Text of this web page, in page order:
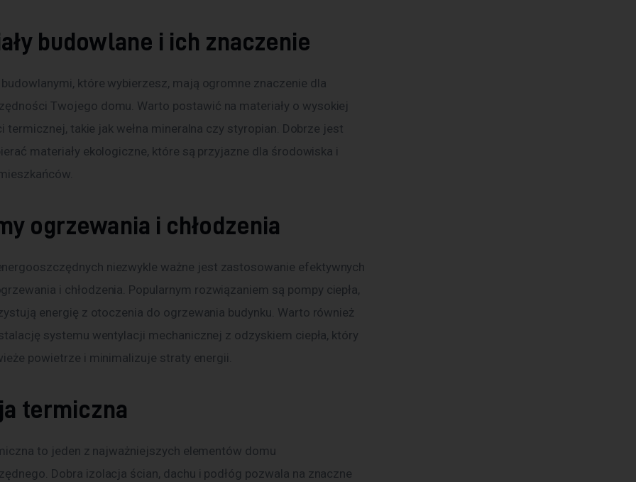
budowlane i ich znaczenie
budowlanymi, które wybierzesz, mają ogromne znaczenie dla
Twojego domu. Warto postawić na materiały o wysokiej
termicznej, takie jak wełna mineralna czy styropian. Dobrze jest
materiały ekologiczne, które są przyjazne dla środowiska i
ogrzewania i chłodzenia
niezwykle ważne jest zastosowanie efektywnych
i chłodzenia. Popularnym rozwiązaniem są pompy ciepła,
energię z otoczenia do ogrzewania budynku. Warto również
systemu wentylacji mechanicznej z odzyskiem ciepła, który
powietrze i minimalizuje straty energii.
termiczna
to jeden z najważniejszych elementów domu
Dobra izolacja ścian, dachu i podłóg pozwala na znaczne